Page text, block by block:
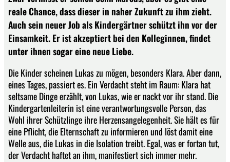
reale Chance, dass dieser in naher Zukunft zu ihm zieht.
Auch sein neuer Job als Kindergärtner schützt ihn vor der
Einsamkeit. Er ist akzeptiert bei den Kolleginnen, findet
unter ihnen sogar eine neue Liebe.
Die Kinder scheinen Lukas zu mögen, besonders Klara. Aber dann,
eines Tages, passiert es. Ein Verdacht steht im Raum: Klara hat
seltsame Dinge erzählt, von Lukas, wie er nackt vor ihr stand. Die
Kindergartenleiterin ist eine verantwortungsvolle Person, das
Wohl ihrer Schützlinge ihre Herzensangelegenheit. Sie hält es für
eine Pflicht, die Elternschaft zu informieren und löst damit eine
Welle aus, die Lukas in die Isolation treibt. Egal, was er fortan tut,
der Verdacht haftet an ihm, manifestiert sich immer mehr.